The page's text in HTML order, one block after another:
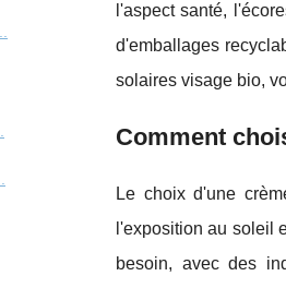
l'aspect santé,
d'emballages
solaires visage bio,
Comment
Le choix d'une
l'exposition au soleil
besoin, avec des